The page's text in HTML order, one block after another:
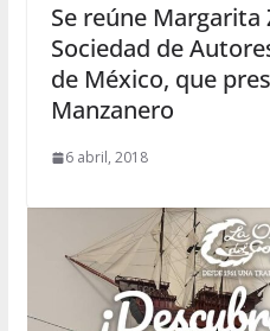
Se reúne Margarita
Sociedad de
de México, que
Manzanero
6 abril, 2018